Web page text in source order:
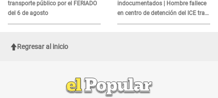
transporte público por el FERIADO
del 6 de agosto
indocumentados | Hombre fallece
en centro de detención del ICE tras
sufrir una "emergencia médica"
Regresar al inicio